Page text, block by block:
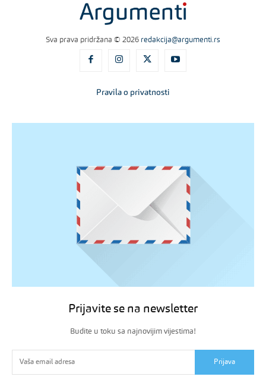
Sva prava pridržana © 2026 redakcija@argumenti.rs
Pravila o privatnosti
Prijavite se na newsletter
Budite u toku sa najnovijim vijestima!
Prijava